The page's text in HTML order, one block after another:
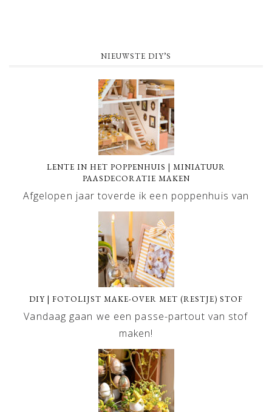
NIEUWSTE DIY’S
LENTE IN HET POPPENHUIS | MINIATUUR
PAASDECORATIE MAKEN
Afgelopen jaar toverde ik een poppenhuis van
DIY | FOTOLIJST MAKE-OVER MET (RESTJE) STOF
Vandaag gaan we een passe-partout van stof
maken!